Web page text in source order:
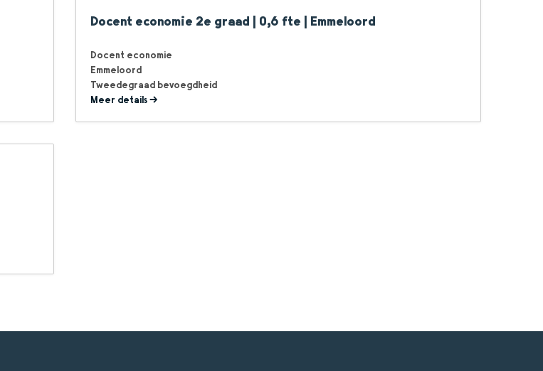
Docent economie 2e graad | 0,6 fte | Emmeloord
Docent economie
Emmeloord
Tweedegraad bevoegdheid
Meer details